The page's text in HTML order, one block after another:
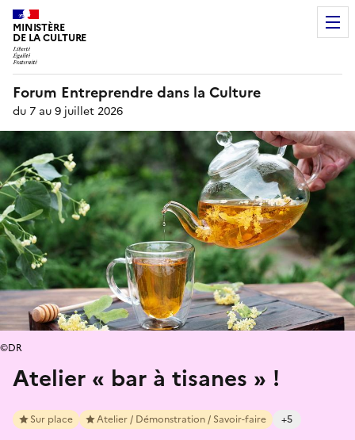
MINISTÈRE
DE LA CULTURE
Forum Entreprendre dans la Culture
du 7 au 9 juillet 2026
Atelier « bar à tisanes » !
Sur place Atelier / Démonstration / Savoir-faire +5
©DR